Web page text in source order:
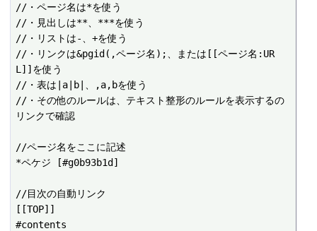
//・ページ名は*を使う
//・見出しは**、***を使う
//・リストは-、+を使う
//・リンクは&pgid(,ページ名);、または[[ページ名:UR
L]]を使う
//・表は|a|b|、,a,bを使う
//・その他のルールは、テキスト整形のルールを表示するの
リンクで確認
//ページ名をここに記述
*ペケジ [#g0b93b1d]
//目次の自動リンク
[[TOP]]
#contents